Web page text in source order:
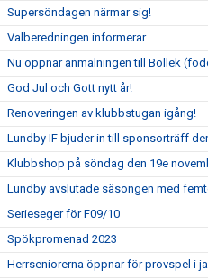
Supersöndagen närmar sig!
Valberedningen informerar
Nu öppnar anmälningen till Bollek
God Jul och Gott nytt år!
Renoveringen av klubbstugan igång!
Lundby IF bjuder in till sponsorträff
Klubbshop på söndag den 19e
Lundby avslutade säsongen med
Serieseger för F09/10
Spökpromenad 2023
Herrseniorerna öppnar för provspel i